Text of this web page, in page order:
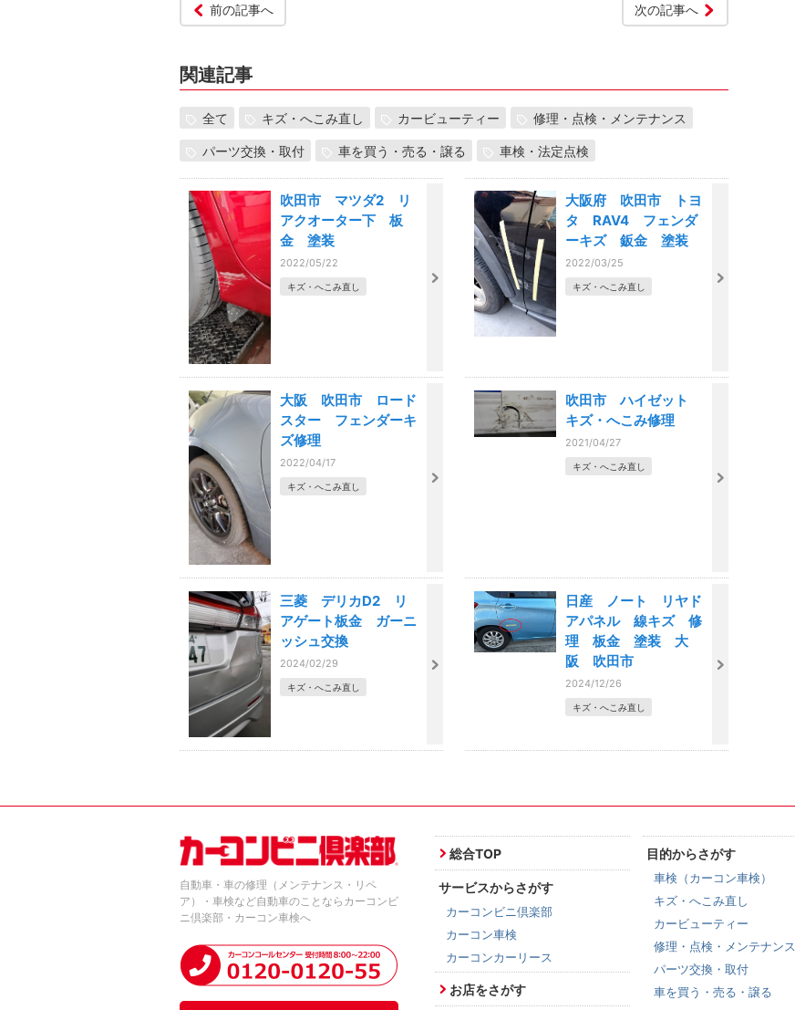
前の記事へ 次の記事へ
関連記事
全て キズ・へこみ直し カービューティー 修理・点検・メンテナンス
パーツ交換・取付 車を買う・売る・譲る 車検・法定点検
吹田市 マツダ2 リ
アクオーター下 板
金 塗装
2022/05/22
キズ・へこみ直し
大阪府 吹田市 トヨ
タ RAV4 フェンダ
ーキズ 鈑金 塗装
2022/03/25
キズ・へこみ直し
大阪 吹田市 ロード
スター フェンダーキ
ズ修理
2022/04/17
キズ・へこみ直し
吹田市 ハイゼット
キズ・へこみ修理
2021/04/27
キズ・へこみ直し
三菱 デリカD2 リ
アゲート板金 ガーニ
ッシュ交換
2024/02/29
キズ・へこみ直し
日産 ノート リヤド
アパネル 線キズ 修
理 板金 塗装 大
阪 吹田市
2024/12/26
キズ・へこみ直し
自動車・車の修理（メンテナンス・リペ
ア）・車検など自動車のことならカーコンビ
ニ倶楽部・カーコン車検へ
総合TOP
サービスからさがす
カーコンビニ倶楽部
カーコン車検
カーコンカーリース
お店をさがす
目的からさがす
車検（カーコン車検）
キズ・へこみ直し
カービューティー
修理・点検・メンテナンス
パーツ交換・取付
車を買う・売る・譲る